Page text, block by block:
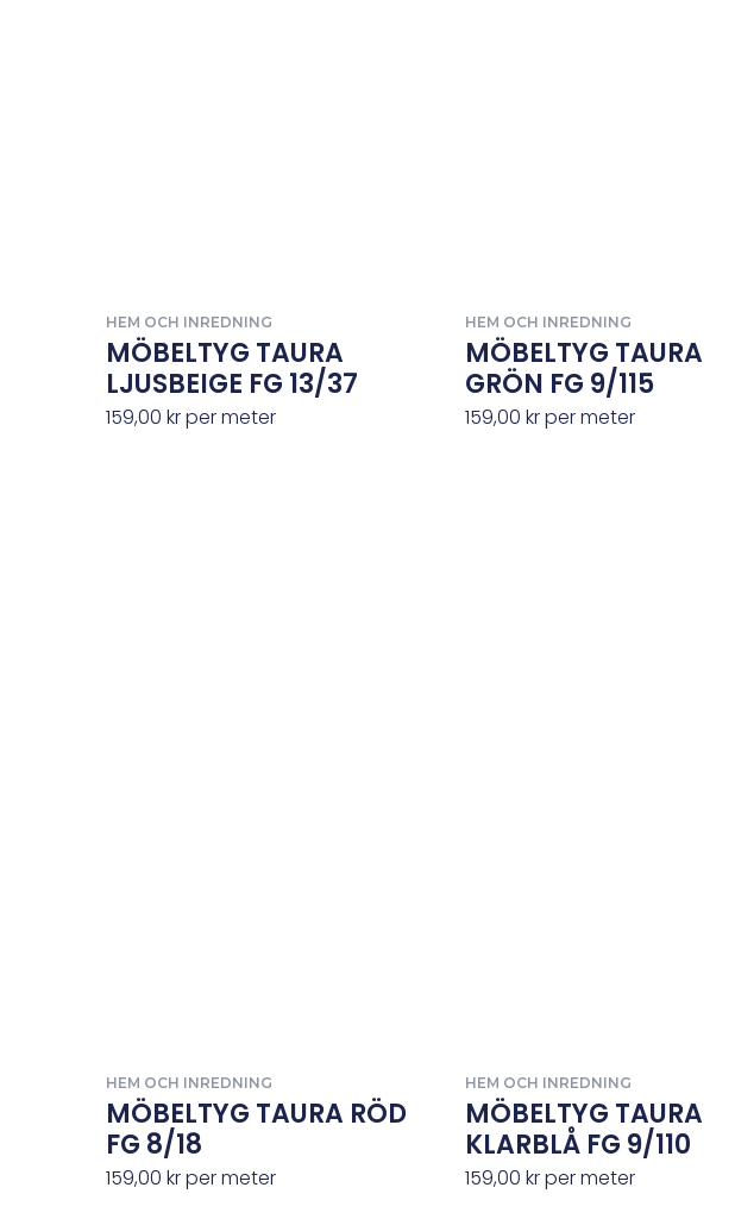
HEM OCH INREDNING
MÖBELTYG TAURA
LJUSBEIGE FG 13/37
159,00 krper meter
HEM OCH INREDNING
MÖBELTYG TAURA
GRÖN FG 9/115
159,00krper meter
HEM OCH INREDNING
MÖBELTYG TAURA RÖD
FG 8/18
159,00 krper meter
HEM OCH INREDNING
MÖBELTYG TAURA
KLARBLÅ FG 9/110
159,00krper meter